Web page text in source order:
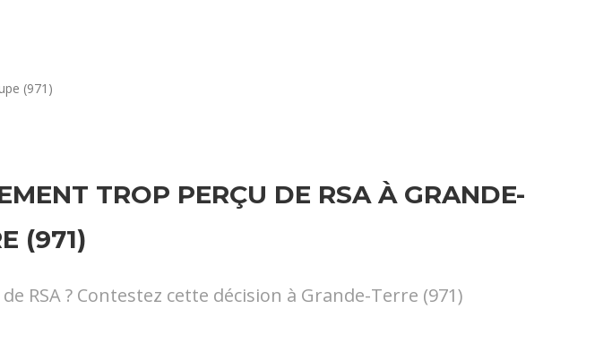
(971)
TROP PERÇU DE RSA À GRANDE-
(971)
RSA ? Contestez cette décision à Grande-Terre (971)